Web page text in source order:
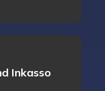
Inkasso